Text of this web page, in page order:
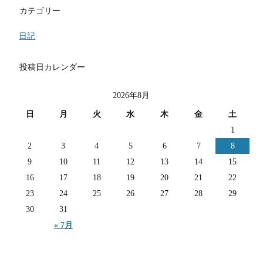
カテゴリー
日記
投稿日カレンダー
2026年8月
日 月 火 水 木 金 土
« 7月
1
2
3 4 5 6 7
8
9
10 11 12 13 14
15
16
17 18 19 20 21
22
23
24 25 26 27 28
29
30
31